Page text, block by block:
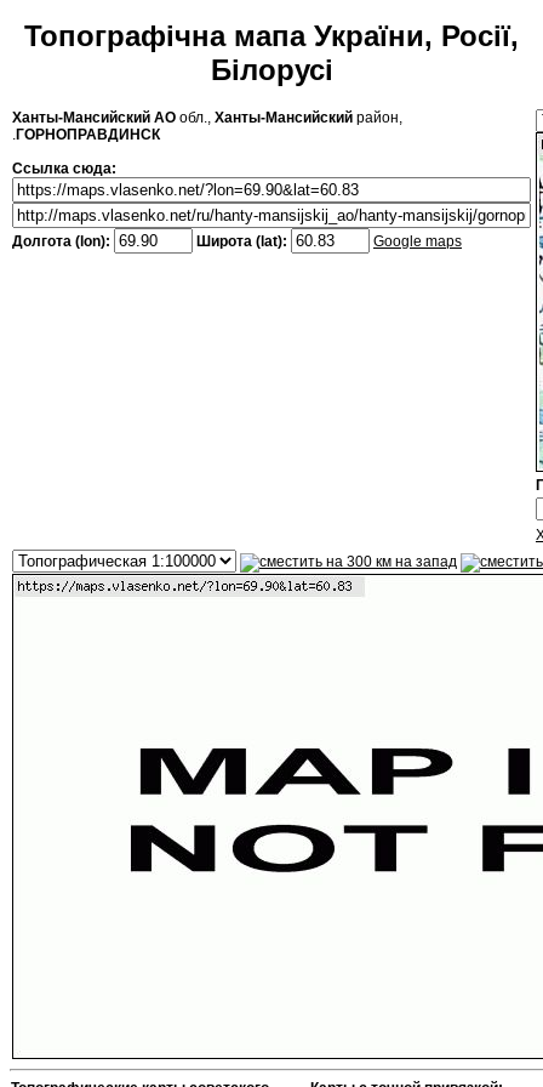
Топографічна мапа України, Росії,
Білорусі
Ханты-Мансийский АО обл., Ханты-Мансийский район,
.ГОРНОПРАВДИНСК
Ссылка сюда:
Долгота (lon): Широта (lat): Google maps